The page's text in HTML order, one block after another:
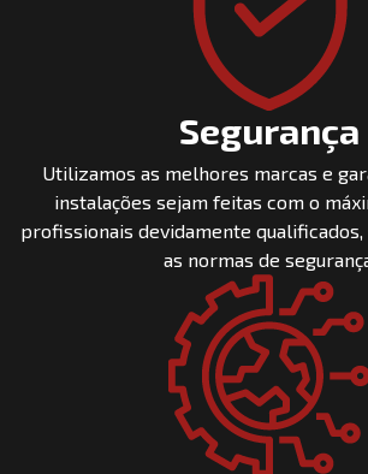
Segurança
Utilizamos as melhores marcas e
instalações sejam feitas com o
profissionais devidamente
as normas de